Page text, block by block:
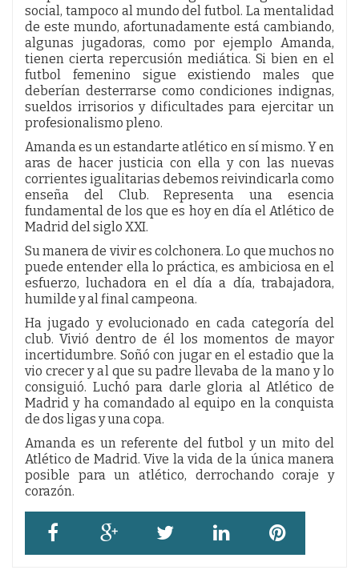
social, tampoco al mundo del futbol. La mentalidad
de este mundo, afortunadamente está cambiando,
algunas jugadoras, como por ejemplo Amanda,
tienen cierta repercusión mediática. Si bien en el
futbol femenino sigue existiendo males que
deberían desterrarse como condiciones indignas,
sueldos irrisorios y dificultades para ejercitar un
profesionalismo pleno.
Amanda es un estandarte atlético en sí mismo. Y en
aras de hacer justicia con ella y con las nuevas
corrientes igualitarias debemos reivindicarla como
enseña del Club. Representa una esencia
fundamental de los que es hoy en día el Atlético de
Madrid del siglo XXI.
Su manera de vivir es colchonera. Lo que muchos no
puede entender ella lo práctica, es ambiciosa en el
esfuerzo, luchadora en el día a día, trabajadora,
humilde y al final campeona.
Ha jugado y evolucionado en cada categoría del
club. Vivió dentro de él los momentos de mayor
incertidumbre. Soñó con jugar en el estadio que la
vio crecer y al que su padre llevaba de la mano y lo
consiguió. Luchó para darle gloria al Atlético de
Madrid y ha comandado al equipo en la conquista
de dos ligas y una copa.
Amanda es un referente del futbol y un mito del
Atlético de Madrid. Vive la vida de la única manera
posible para un atlético, derrochando coraje y
corazón.